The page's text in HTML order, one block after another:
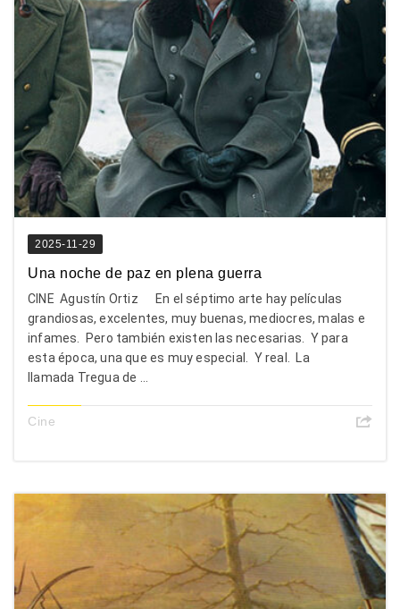
2025-11-29
Una noche de paz en plena guerra
CINE Agustín Ortiz En el séptimo arte hay películas
grandiosas, excelentes, muy buenas, mediocres, malas e
infames. Pero también existen las necesarias. Y para
esta época, una que es muy especial. Y real. La
llamada Tregua de ...
Cine